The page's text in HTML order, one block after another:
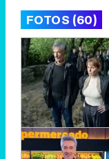
FOTOS (60)